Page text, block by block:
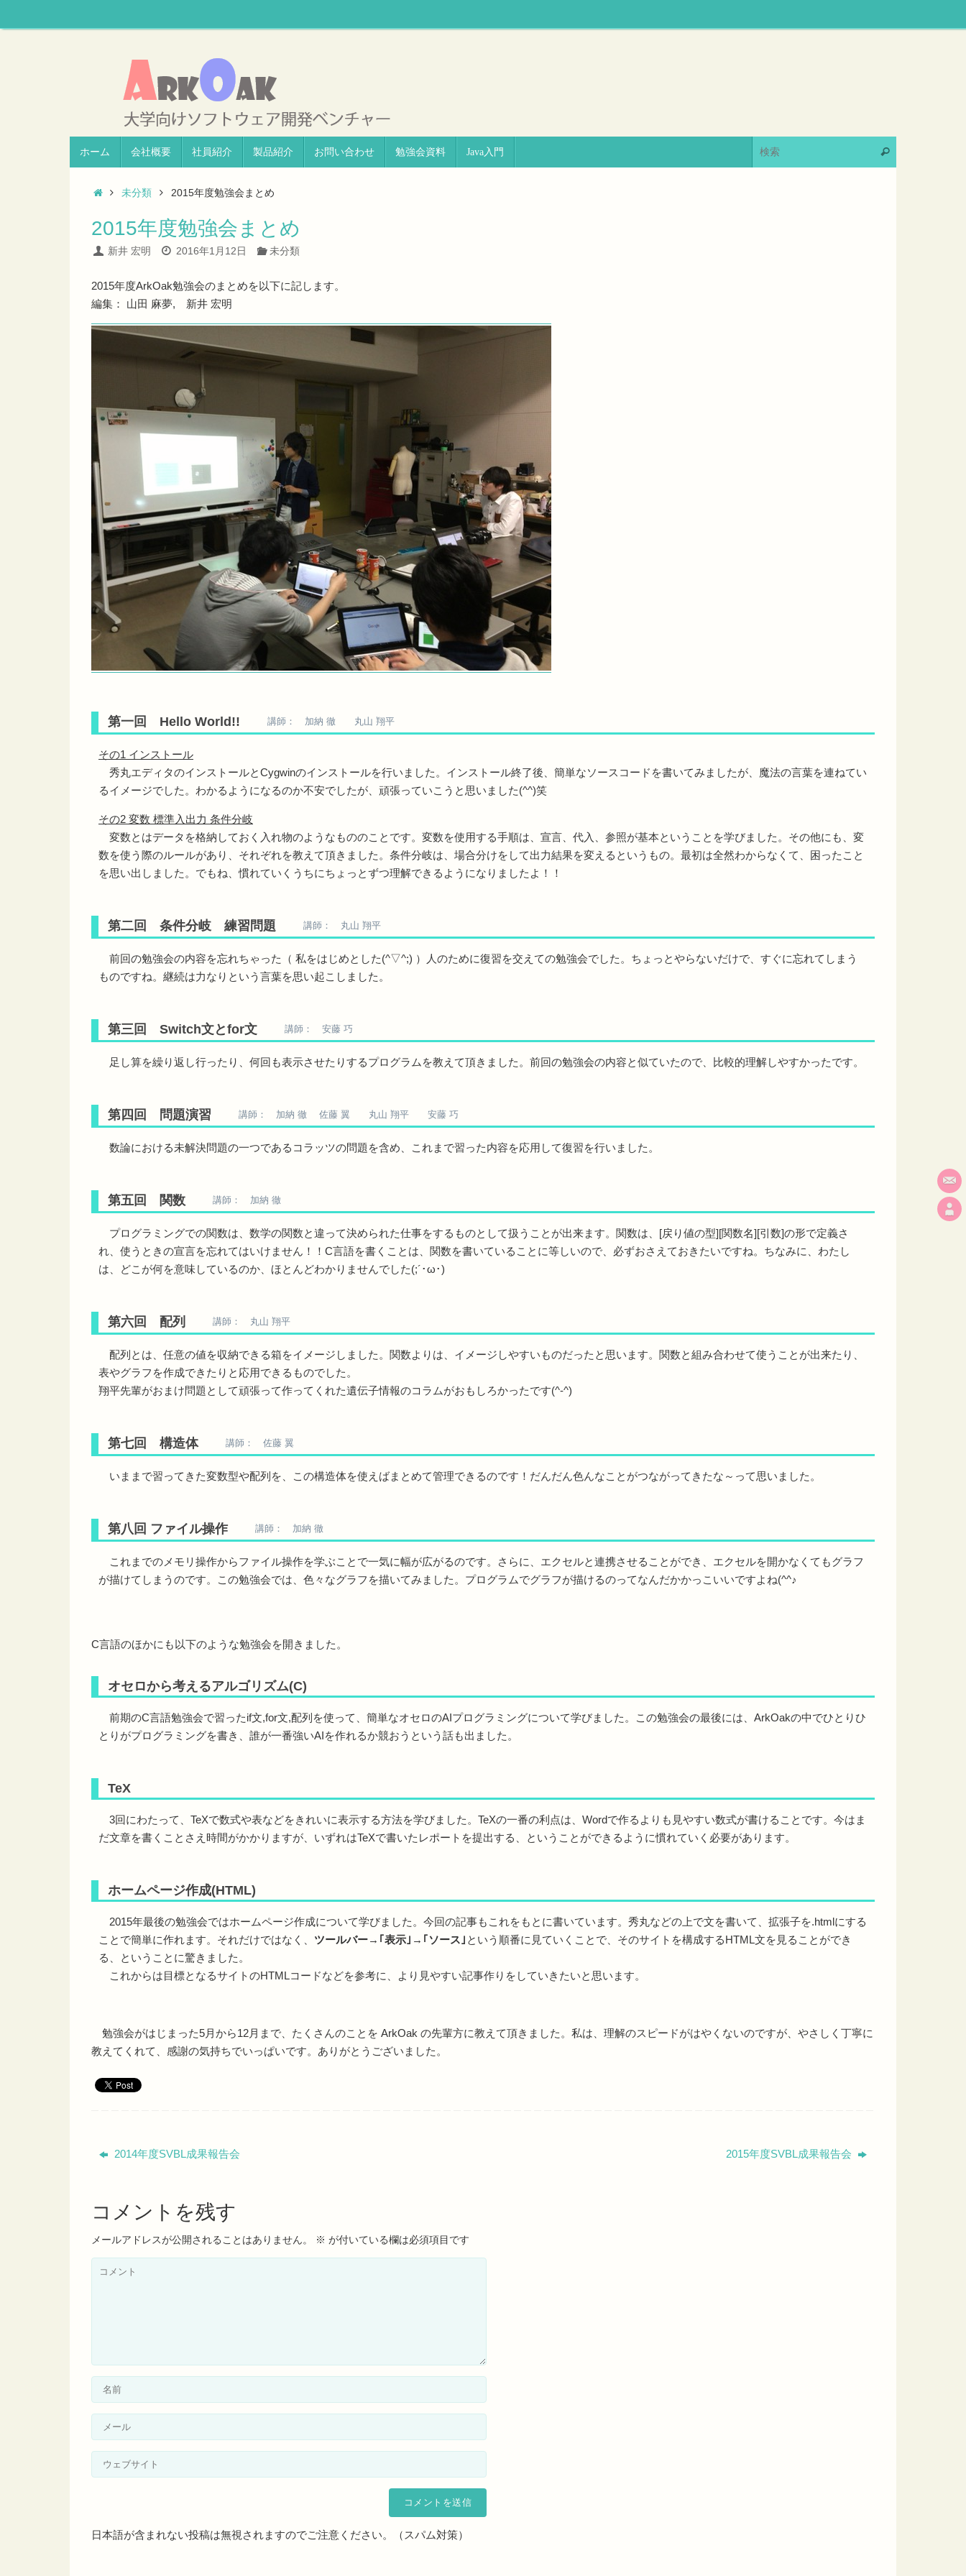
ホーム 会社概要 社員紹介 製品紹介 お問い合わせ 勉強会資料 Java入門
未分類 2015年度勉強会まとめ
2015年度勉強会まとめ
新井 宏明 2016年1月12日 未分類
2015年度ArkOak勉強会のまとめを以下に記します。
編集： 山田 麻夢, 新井 宏明
第一回 Hello World!! 講師： 加納 徹 丸山 翔平
その1 インストール
秀丸エディタのインストールとCygwinのインストールを行いました。インストール終了後、簡単なソースコードを書いてみましたが、魔法の言葉を連ねてい
るイメージでした。わかるようになるのか不安でしたが、頑張っていこうと思いました(^^)笑
その2 変数 標準入出力 条件分岐
変数とはデータを格納しておく入れ物のようなもののことです。変数を使用する手順は、宣言、代入、参照が基本ということを学びました。その他にも、変
数を使う際のルールがあり、それぞれを教えて頂きました。条件分岐は、場合分けをして出力結果を変えるというもの。最初は全然わからなくて、困ったこと
を思い出しました。でもね、慣れていくうちにちょっとずつ理解できるようになりましたよ！！
第二回 条件分岐 練習問題 講師： 丸山 翔平
前回の勉強会の内容を忘れちゃった（ 私をはじめとした(^▽^;) ）人のために復習を交えての勉強会でした。ちょっとやらないだけで、すぐに忘れてしまう
ものですね。継続は力なりという言葉を思い起こしました。
第三回 Switch文とfor文 講師： 安藤 巧
足し算を繰り返し行ったり、何回も表示させたりするプログラムを教えて頂きました。前回の勉強会の内容と似ていたので、比較的理解しやすかったです。
第四回 問題演習 講師： 加納 徹 佐藤 翼 丸山 翔平 安藤 巧
数論における未解決問題の一つであるコラッツの問題を含め、これまで習った内容を応用して復習を行いました。
第五回 関数 講師： 加納 徹
プログラミングでの関数は、数学の関数と違って決められた仕事をするものとして扱うことが出来ます。関数は、[戻り値の型][関数名][引数]の形で定義さ
れ、使うときの宣言を忘れてはいけません！！C言語を書くことは、関数を書いていることに等しいので、必ずおさえておきたいですね。ちなみに、わたし
は、どこが何を意味しているのか、ほとんどわかりませんでした(;´･ω･)
第六回 配列 講師： 丸山 翔平
配列とは、任意の値を収納できる箱をイメージしました。関数よりは、イメージしやすいものだったと思います。関数と組み合わせて使うことが出来たり、
表やグラフを作成できたりと応用できるものでした。
翔平先輩がおまけ問題として頑張って作ってくれた遺伝子情報のコラムがおもしろかったです(^-^)
第七回 構造体 講師： 佐藤 翼
いままで習ってきた変数型や配列を、この構造体を使えばまとめて管理できるのです！だんだん色んなことがつながってきたな～って思いました。
第八回 ファイル操作 講師： 加納 徹
これまでのメモリ操作からファイル操作を学ぶことで一気に幅が広がるのです。さらに、エクセルと連携させることができ、エクセルを開かなくてもグラフ
が描けてしまうのです。この勉強会では、色々なグラフを描いてみました。プログラムでグラフが描けるのってなんだかかっこいいですよね(^^♪
C言語のほかにも以下のような勉強会を開きました。
オセロから考えるアルゴリズム(C)
前期のC言語勉強会で習ったif文,for文,配列を使って、簡単なオセロのAIプログラミングについて学びました。この勉強会の最後には、ArkOakの中でひとりひ
とりがプログラミングを書き、誰が一番強いAIを作れるか競おうという話も出ました。
TeX
3回にわたって、TeXで数式や表などをきれいに表示する方法を学びました。TeXの一番の利点は、Wordで作るよりも見やすい数式が書けることです。今はま
だ文章を書くことさえ時間がかかりますが、いずれはTeXで書いたレポートを提出する、ということができるように慣れていく必要があります。
ホームページ作成(HTML)
2015年最後の勉強会ではホームページ作成について学びました。今回の記事もこれをもとに書いています。秀丸などの上で文を書いて、拡張子を.htmlにする
ことで簡単に作れます。それだけではなく、 ツールバー→ ｢表示｣ → ｢ソース｣ という順番に見ていくことで、そのサイトを構成するHTML文を見ることができ
る、ということに驚きました。
これからは目標となるサイトのHTMLコードなどを参考に、より見やすい記事作りをしていきたいと思います。
勉強会がはじまった5月から12月まで、たくさんのことを ArkOak の先輩方に教えて頂きました。私は、理解のスピードがはやくないのですが、やさしく丁寧に
教えてくれて、感謝の気持ちでいっぱいです。ありがとうございました。
2014年度SVBL成果報告会 2015年度SVBL成果報告会
コメントを残す
メールアドレスが公開されることはありません。 ※ が付いている欄は必須項目です
日本語が含まれない投稿は無視されますのでご注意ください。（スパム対策）